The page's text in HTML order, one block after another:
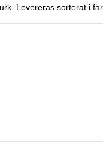
Levereras sorterat i